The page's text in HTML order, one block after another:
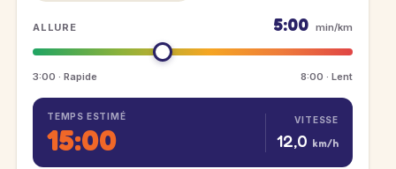
ALLURE 5:00 min/km
3:00 · Rapide 8:00 · Lent
TEMPS ESTIMÉ
15:00
VITESSE
12,0 km/h